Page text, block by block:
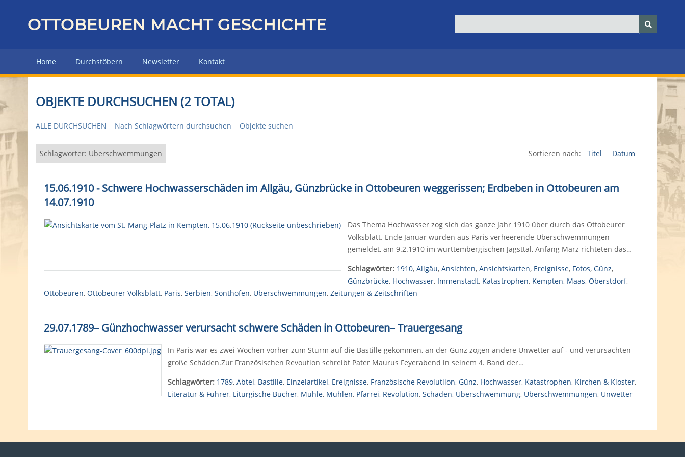
z
r
H
u
p
e
OTTOBEUREN MACHT GESCHICHTE
Home Durchstöbern Newsletter Kontakt
OBJEKTE DURCHSUCHEN (2 TOTAL)
ALLE DURCHSUCHEN Nach Schlagwörtern durchsuchen Objekte suchen
Schlagwörter: Überschwemmungen Sortieren nach: Titel Datum
15.06.1910 - Schwere Hochwasserschäden im Allgäu, Günzbrücke in Ottobeuren weggerissen; Erdbeben in Ottobeuren am
14.07.1910
Das Thema Hochwasser zog sich das ganze Jahr 1910 über durch das Ottobeurer
Volksblatt. Ende Januar wurden aus Paris verheerende Überschwemmungen
gemeldet, am 9.2.1910 im württembergischen Jagsttal, Anfang März richteten das…
Schlagwörter: 1910, Allgäu, Ansichten, Ansichtskarten, Ereignisse, Fotos, Günz,
Günzbrücke, Hochwasser, Immenstadt, Katastrophen, Kempten, Maas, Oberstdorf,
Ottobeuren, Ottobeurer Volksblatt, Paris, Serbien, Sonthofen, Überschwemmungen, Zeitungen & Zeitschriften
29.07.1789–Günzhochwasser verursacht schwere Schäden in Ottobeuren–Trauergesang
In Paris war es zwei Wochen vorher zum Sturm auf die Bastille gekommen, an der Günz zogen andere Unwetter auf - und verursachten
große Schäden.Zur Französischen Revoution schreibt Pater Maurus Feyerabend in seinem 4. Band der…
Schlagwörter: 1789, Abtei, Bastille, Einzelartikel, Ereignisse, Französische Revolutiion, Günz, Hochwasser, Katastrophen, Kirchen & Kloster,
Literatur & Führer, Liturgische Bücher, Mühle, Mühlen, Pfarrei, Revolution, Schäden, Überschwemmung, Überschwemmungen, Unwetter